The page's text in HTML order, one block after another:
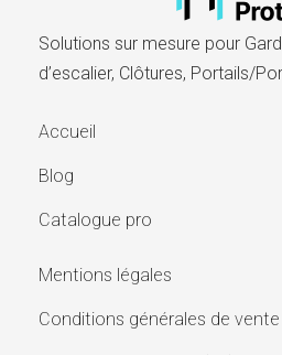
Solutions sur mesure pour
d’escalier, Clôtures, Portails/
Accueil
Blog
Catalogue pro
Mentions légales
Conditions générales de